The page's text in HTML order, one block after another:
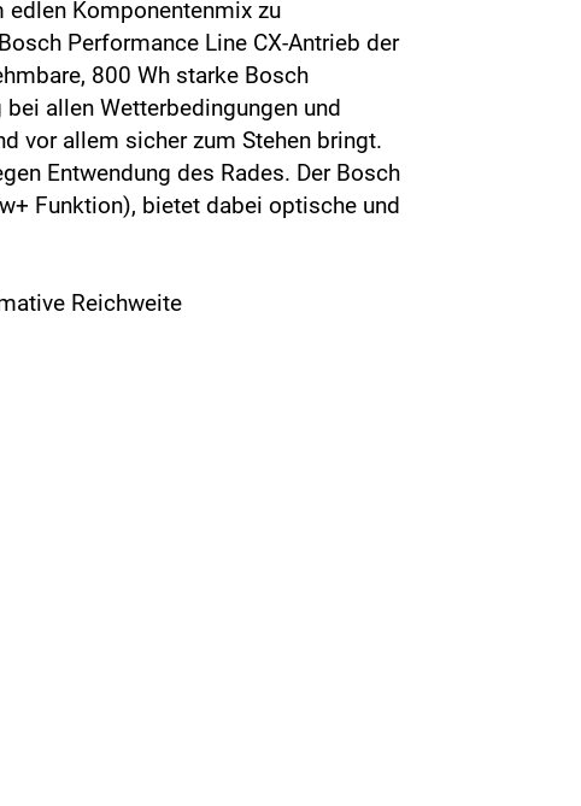
edlen Komponentenmix zu
Performance Line CX-Antrieb der
800 Wh starke Bosch
allen Wetterbedingungen und
vor allem sicher zum Stehen bringt.
Entwendung des Rades. Der Bosch
Funktion), bietet dabei optische und
Reichweite